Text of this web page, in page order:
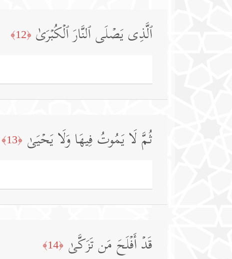
ٱلَّذِی یَصۡلَى ٱلنَّارَ ٱلۡكُبۡرَىٰ ﴿12﴾
ثُمَّ لَا یَمُوتُ فِیهَا وَلَا یَحۡیَىٰ ﴿13﴾
قَدۡ أَفۡلَحَ مَن تَزَكَّىٰ ﴿14﴾